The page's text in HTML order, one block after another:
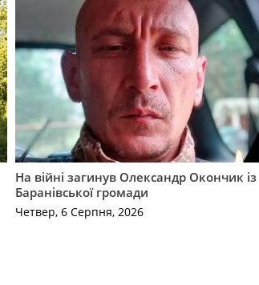
На війні загинув Олександр Окончик із
Баранівської громади
Четвер, 6 Серпня, 2026